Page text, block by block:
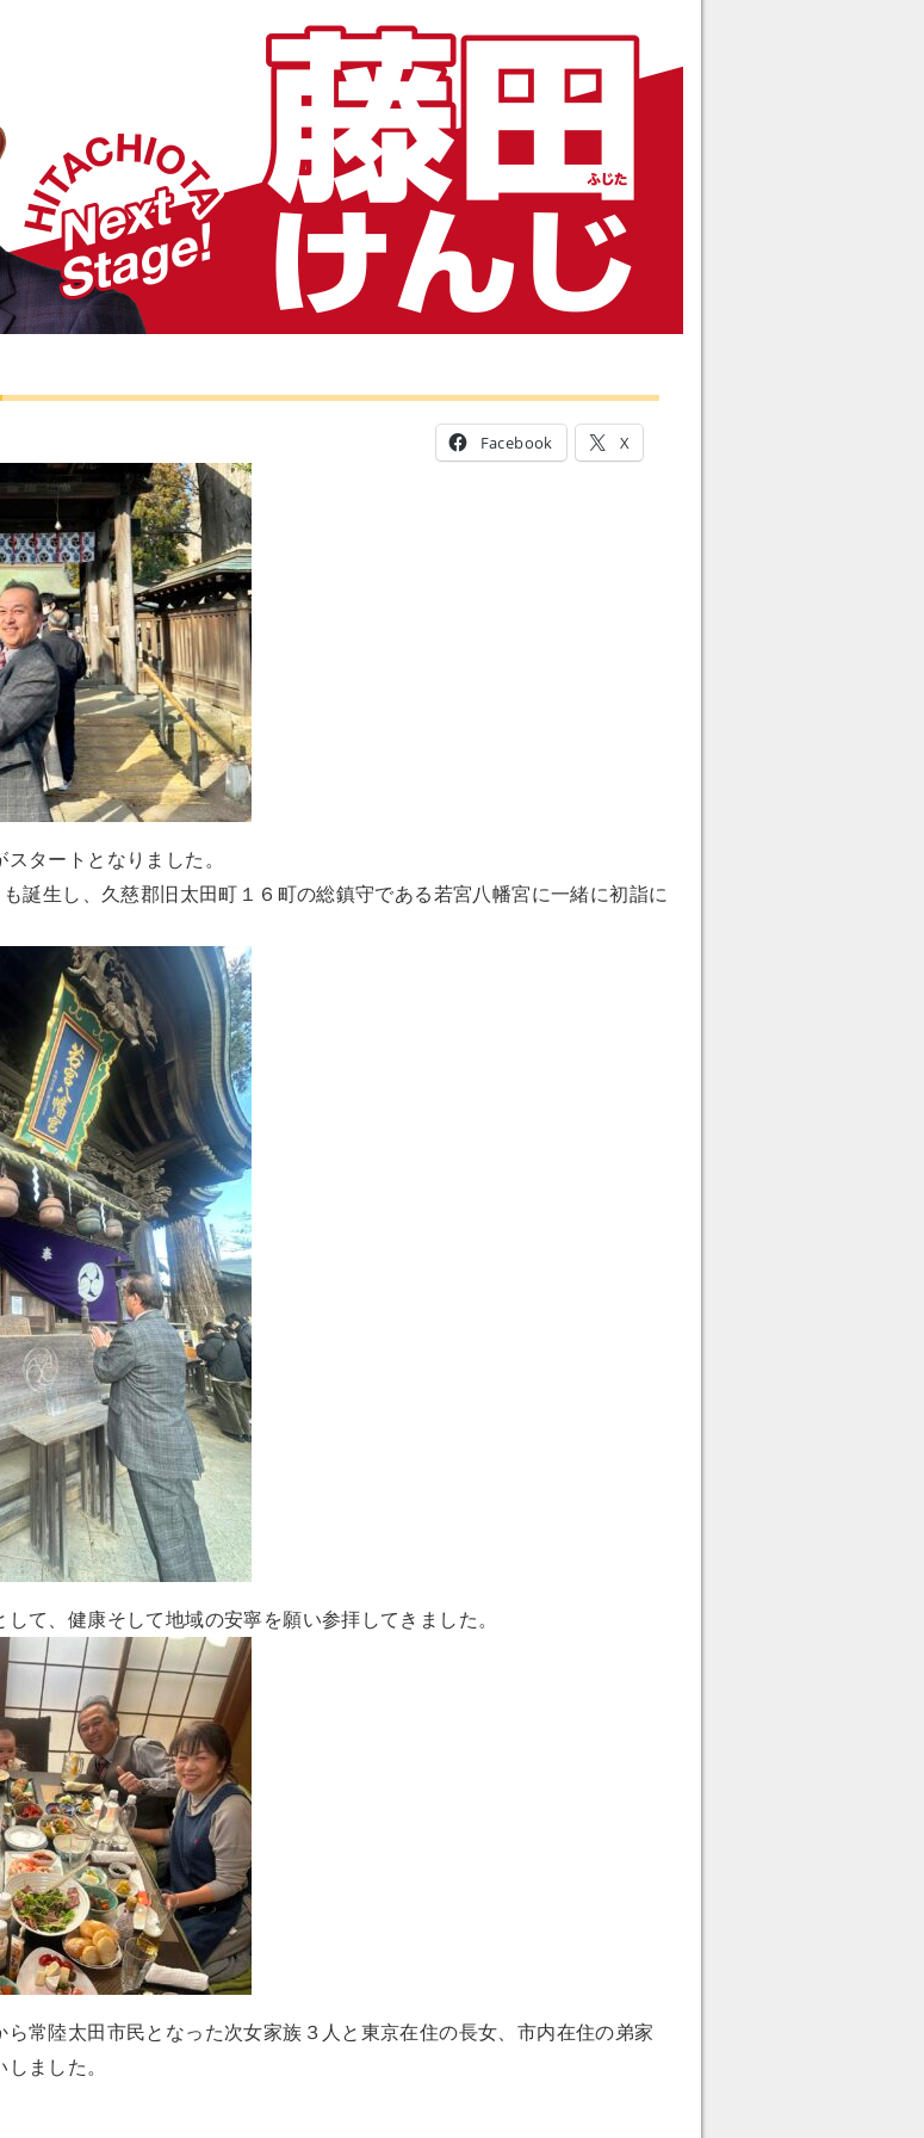
Facebook X
タートとなりました。
誕生し、久慈郡旧太田町１６町の総鎮守である若宮八幡宮に一緒に初詣に
て、健康そして地域の安寧を願い参拝してきました。
ら常陸太田市民となった次女家族３人と東京在住の長女、市内在住の弟家
ました。